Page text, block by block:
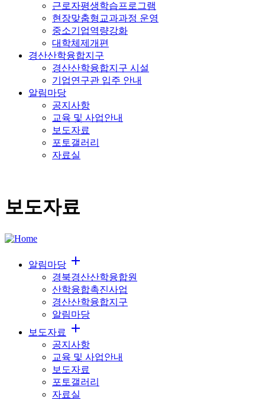
근로자평생학습프로그램
현장맞춤형교과과정 운영
중소기업역량강화
대학체제개편
경산산학융합지구
경산산학융합지구 시설
기업연구관 입주 안내
알림마당
공지사항
교육 및 사업안내
보도자료
포토갤러리
자료실
보도자료
알림마당 add
경북경산산학융합원
산학융합촉진사업
경산산학융합지구
알림마당
보도자료
add
공지사항
교육 및 사업안내
보도자료
포토갤러리
자료실